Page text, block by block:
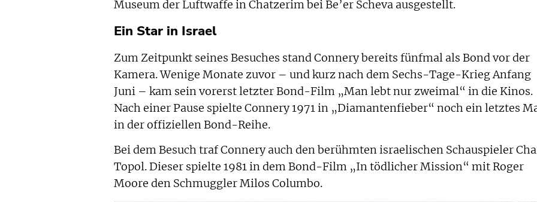
Museum der Luftwaffe in Chatzerim bei Be’er Scheva ausgestellt.
Ein Star in Israel
Zum Zeitpunkt seines Besuches stand Connery bereits fünfmal als Bond vor der
Kamera. Wenige Monate zuvor – und kurz nach dem Sechs-Tage-Krieg Anfang
Juni – kam sein vorerst letzter Bond-Film „Man lebt nur zweimal“ in die Kinos.
Nach einer Pause spielte Connery 1971 in „Diamantenfieber“ noch ein letztes
in der offiziellen Bond-Reihe.
Bei dem Besuch traf Connery auch den berühmten israelischen Schauspieler
Topol. Dieser spielte 1981 in dem Bond-Film „In tödlicher Mission“ mit Roger
Moore den Schmuggler Milos Columbo.